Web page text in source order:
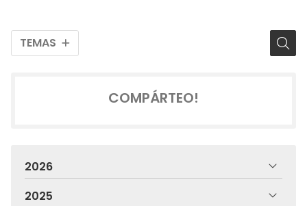
TEMAS
COMPÁRTEO!
2026
2025